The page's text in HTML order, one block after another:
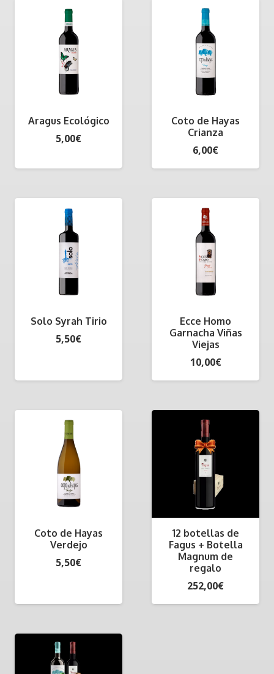
Aragus Ecológico
5,00€
Coto de Hayas
Crianza
6,00€
Solo Syrah Tirio
5,50€
Ecce Homo
Garnacha Viñas
Viejas
10,00€
Coto de Hayas
Verdejo
5,50€
12 botellas de
Fagus + Botella
Magnum de
regalo
252,00€